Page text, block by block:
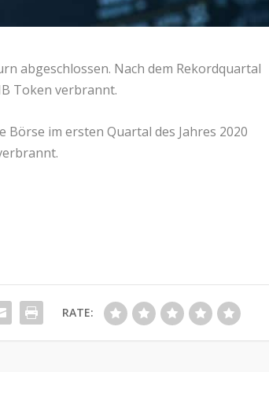
abgeschlossen. Nach dem Rekordquartal
Token verbrannt.
im ersten Quartal des Jahres 2020
RATE: